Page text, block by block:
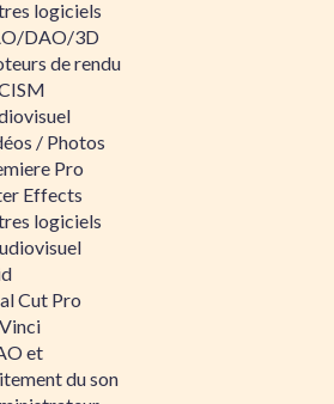
logiciels
DAO/3D
de rendu
/ Photos
Pro
Effects
logiciels
Cut Pro
et
du son